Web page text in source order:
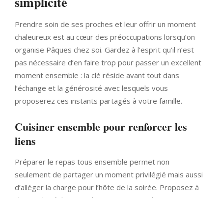
Prendre soin de ses proches et leur offrir un moment
chaleureux est au cœur des préoccupations lorsqu’on
organise Pâques chez soi. Gardez à l’esprit qu’il n’est
pas nécessaire d’en faire trop pour passer un excellent
moment ensemble : la clé réside avant tout dans
l’échange et la générosité avec lesquels vous
proposerez ces instants partagés à votre famille.
Cuisiner ensemble pour renforcer les
liens
Préparer le repas tous ensemble permet non
seulement de partager un moment privilégié mais aussi
d’alléger la charge pour l’hôte de la soirée. Proposez à